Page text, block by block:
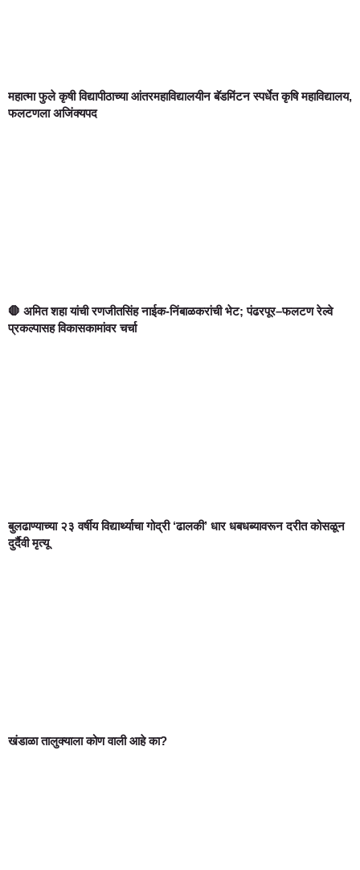
महात्मा फुले कृषी विद्यापीठाच्या आंतरमहाविद्यालयीन बॅडमिंटन स्पर्धेत कृषि महाविद्यालय,
फलटणला अजिंक्यपद
🛑 अमित शहा यांची रणजीतसिंह नाईक-निंबाळकरांची भेट; पंढरपूर–फलटण रेल्वे
प्रकल्पासह विकासकामांवर चर्चा
बुलढाण्याच्या २३ वर्षीय विद्यार्थ्याचा गोद्री ‘ढालकी’ धार धबधब्यावरून दरीत कोसळून
दुर्दैवी मृत्यू
खंडाळा तालुक्याला कोण वाली आहे का?